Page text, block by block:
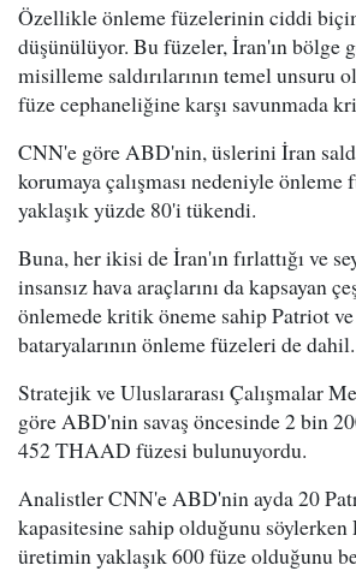
Özellikle önleme füzelerinin ciddi
düşünülüyor. Bu füzeler, İran'ın bölge
misilleme saldırılarının temel unsuru
füze cephaneliğine karşı savunmada
CNN'e göre ABD'nin, üslerini İran
korumaya çalışması nedeniyle önleme
yaklaşık yüzde 80'i tükendi.
Buna, her ikisi de İran'ın fırlattığı ve
insansız hava araçlarını da kapsayan
önlemede kritik öneme sahip Patriot
bataryalarının önleme füzeleri de dahil.
Stratejik ve Uluslararası Çalışmalar
göre ABD'nin savaş öncesinde 2 bin
452 THAAD füzesi bulunuyordu.
Analistler CNN'e ABD'nin ayda 20
kapasitesine sahip olduğunu söylerken
üretimin yaklaşık 600 füze olduğunu